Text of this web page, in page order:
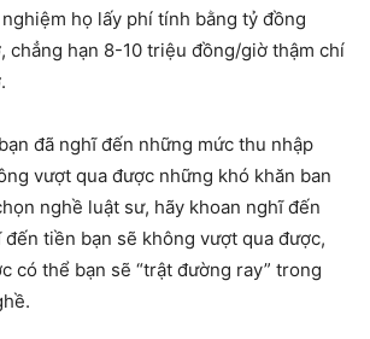
họ lấy phí tính bằng tỷ đồng
chẳng hạn 8-10 triệu đồng/giờ thậm chí
đã nghĩ đến những mức thu nhập
vượt qua được những khó khăn ban
nghề luật sư, hãy khoan nghĩ đến
tiền bạn sẽ không vượt qua được,
có thể bạn sẽ “trật đường ray” trong